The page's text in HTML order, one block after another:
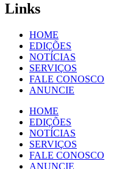
Links
HOME
EDIÇÕES
NOTÍCIAS
SERVIÇOS
FALE CONOSCO
ANUNCIE
HOME
EDIÇÕES
NOTÍCIAS
SERVIÇOS
FALE CONOSCO
ANUNCIE